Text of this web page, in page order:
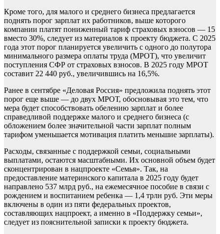
Кроме того, для малого и среднего бизнеса предлагается
поднять порог зарплат их работников, выше которого
компании платят пониженный тариф страховых взносов — 15
вместо 30%, следует из материалов к проекту бюджета. С 2025
года этот порог планируется увеличить с одного до полутора
минимального размера оплаты труда (МРОТ), что увеличит
поступления СФР от страховых взносов. В 2025 году МРОТ
составит 22 440 руб., увеличившись на 16,5%.
Ранее в сентябре «Деловая Россия» предложила поднять этот
порог еще выше — до двух МРОТ, обосновывая это тем, что
мера будет способствовать обелению зарплат и более
справедливой поддержке малого и среднего бизнеса (с
обложением более значительной части зарплат полным
тарифом уменьшается мотивация платить меньшие зарплаты).
Расходы, связанные с поддержкой семьи, социальными
выплатами, остаются масштабными. Их основной объем будет
сконцентрирован в нацпроекте «Семья». Так, на
предоставление материнского капитала в 2025 году будет
направлено 537 млрд руб., на ежемесячное пособие в связи с
рождением и воспитанием ребенка — 1,4 трлн руб. Эти меры
включены в один из пяти федеральных проектов,
составляющих нацпроект, а именно в «Поддержку семьи»,
следует из пояснительной записки к проекту бюджета.